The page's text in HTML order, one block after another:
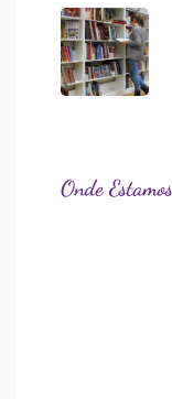
Onde Estamos